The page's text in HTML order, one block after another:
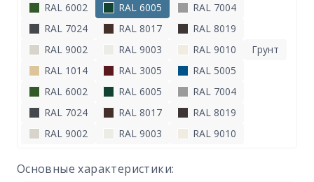
RAL 6002
RAL 6005
RAL 7004
RAL 7024
RAL 8017
RAL 8019
RAL 9002
RAL 9003 RAL 9010
Грунт
RAL 1014
RAL 3005
RAL 5005
RAL 6002
RAL 6005
RAL 7004
RAL 7024
RAL 8017
RAL 8019
RAL 9002
RAL 9003 RAL 9010
Основные характеристики: